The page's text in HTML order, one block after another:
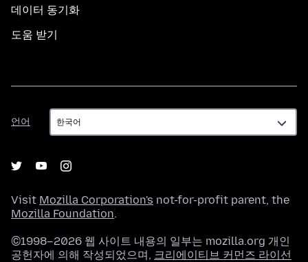
데이터 동기화
도움 받기
언어
언
어
Visit Mozilla Corporation's not-for-profit parent, the
Mozilla Foundation.
©1998–2026 웹 사이트 내용의 일부는 mozilla.org 개인
공헌자에 의해 작성되었으며, 크리에이티브 커먼즈 라이선